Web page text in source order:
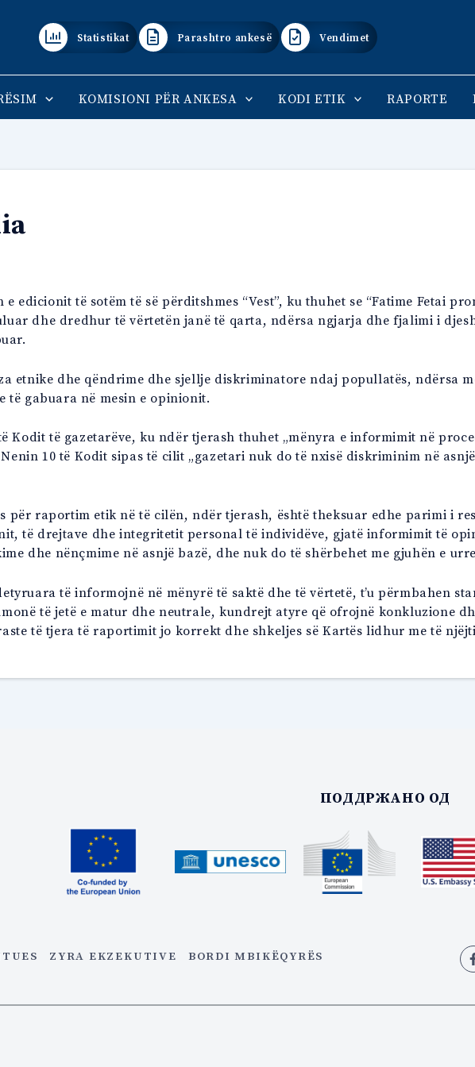
Statistikat Parashtro ankesë Vendimet
KOMISIONI PËR ANKESA KODI ETIK RAPORTE
edicionit të sotëm të së përditshmes “Vest”, ku thuhet se “Fatime Fetai
dhe dredhur të vërtetën janë të qarta, ndërsa ngjarja dhe fjalimi i
etnike dhe qëndrime dhe sjellje diskriminatore ndaj popullatës, ndërsa
të gabuara në mesin e opinionit.
Kodit të gazetarëve, ku ndër tjerash thuhet „mënyra e informimit në
10 të Kodit sipas të cilit „gazetari nuk do të nxisë diskriminim në
për raportim etik në të cilën, ndër tjerash, është theksuar edhe parimi i
të drejtave dhe integritetit personal të individëve, gjatë informimit të
dhe nënçmime në asnjë bazë, dhe nuk do të shërbehet me gjuhën e
të informojnë në mënyrë të saktë dhe të vërtetë, t’u përmbahen
të jetë e matur dhe neutrale, kundrejt atyre që ofrojnë konkluzione
të tjera të raportimit jo korrekt dhe shkeljes së Kartës lidhur me të
ПОДДРЖАНО ОД
ZYRA EKZEKUTIVE BORDI MBIKËQYRËS